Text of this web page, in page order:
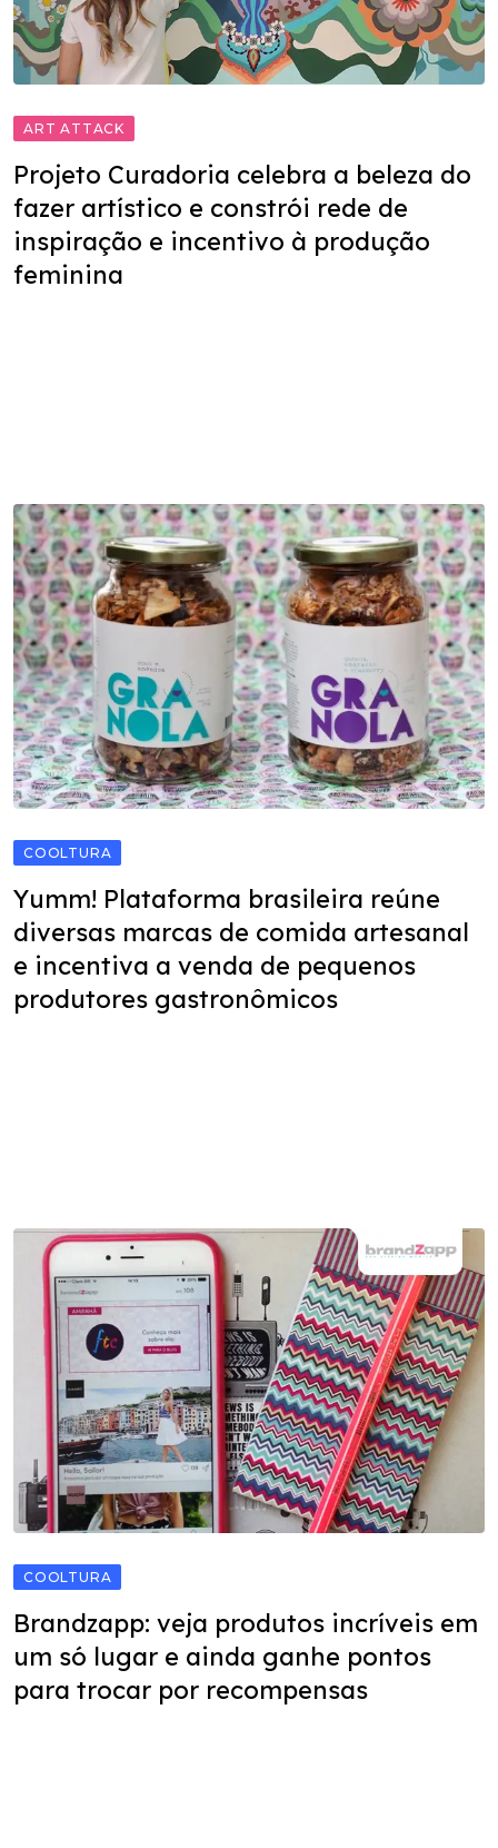
ART ATTACK
Projeto Curadoria celebra a beleza do
fazer artístico e constrói rede de
inspiração e incentivo à produção
feminina
COOLTURA
Yumm! Plataforma brasileira reúne
diversas marcas de comida artesanal
e incentiva a venda de pequenos
produtores gastronômicos
COOLTURA
Brandzapp: veja produtos incríveis em
um só lugar e ainda ganhe pontos
para trocar por recompensas